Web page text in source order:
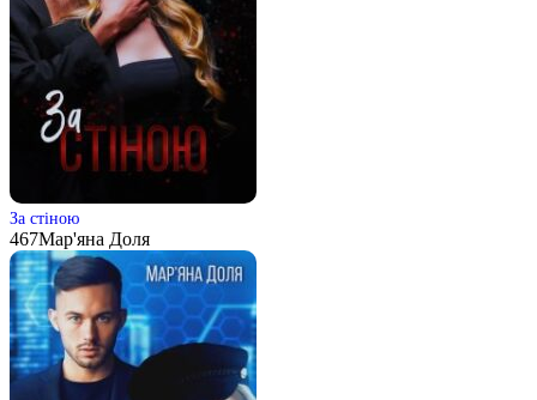
За стіною
467Мар'яна Доля